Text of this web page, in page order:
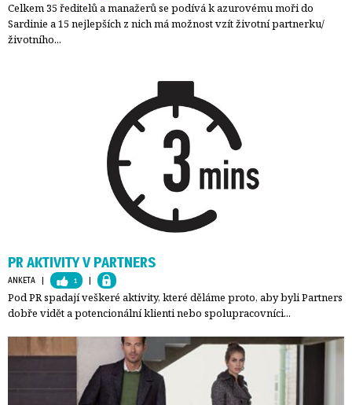
Celkem 35 ředitelů a manažerů se podívá k azurovému moři do
Sardinie a 15 nejlepších z nich má možnost vzít životní partnerku/
životního...
PR AKTIVITY V PARTNERS
ANKETA | 1 |
Pod PR spadají veškeré aktivity, které děláme proto, aby byli Partners
dobře vidět a potencionální klienti nebo spolupracovníci...